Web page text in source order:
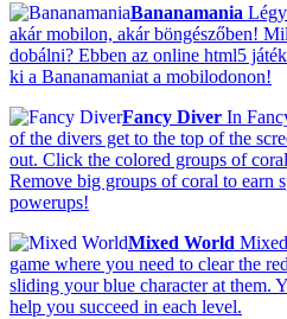
Bananamania
akár mobilon, akár böngészőben!
dobálni? Ebben az online html5
ki a Bananamaniat a mobilodonon!
Fancy Diver In
of the divers get to the top of the
out. Click the colored groups of
Remove big groups of coral to earn
powerups!
Mixed World
game where you need to clear the
sliding your blue character at them.
help you succeed in each level.